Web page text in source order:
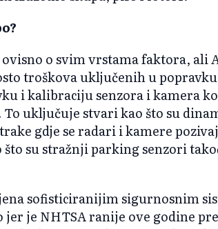
o svim vrstama faktora, ali
troškova uključenih u
i kalibraciju senzora i kamera
To uključuje stvari kao što su
gdje se radari i kamere
su stražnji parking senzori
sofisticiranijim sigurnosnim
jer je NHTSA ranije ove godine